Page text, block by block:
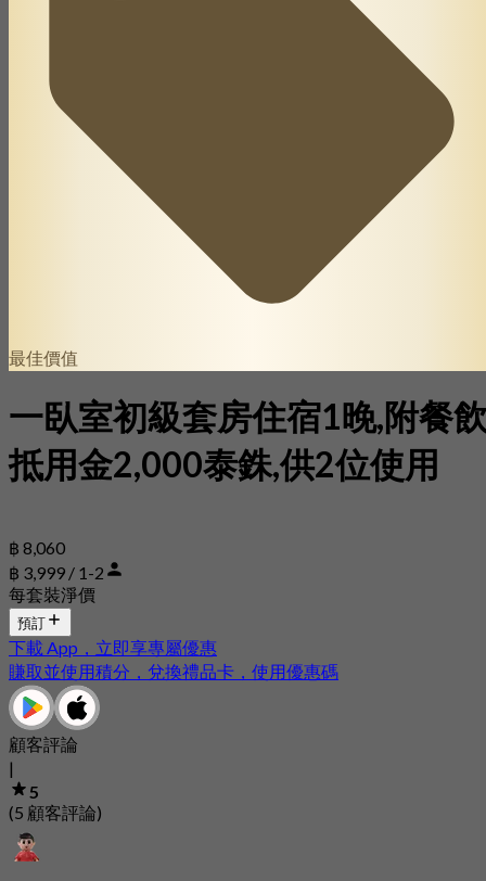
最佳價值
一臥室初級套房住宿1晚,附餐
抵用金2,000泰銖,供2位使用
฿ 8,060
฿ 3,999 / 1-2
每套裝淨價
預訂
下載 App，立即享專屬優惠
賺取並使用積分，兌換禮品卡，使用優惠碼
顧客評論
|
5
(5 顧客評論)